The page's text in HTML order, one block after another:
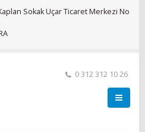
Sokak Uçar Ticaret Merkezi No
0 312 312 10 26